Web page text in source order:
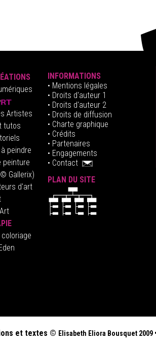
Artistes
tutos
peindre
peinture
Gallerix)
d'art
INFORMATIONS
• Mentions légales
• Droits d'auteur 1
• Droits d'auteur 2
• Droits de diffusion
• Charte graphique
• Crédits
• Partenaires
• Engagements
• Contact
PLAN DU SITE
et textes © Elisabeth Eliora Bousquet 2009 •